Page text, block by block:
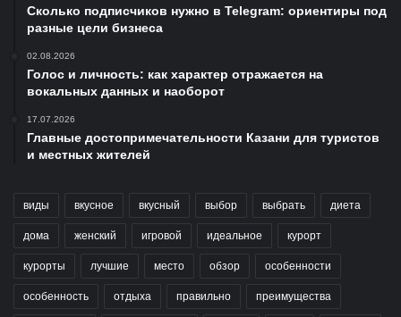
Сколько подписчиков нужно в Telegram: ориентиры под
разные цели бизнеса
02.08.2026
Голос и личность: как характер отражается на
вокальных данных и наоборот
17.07.2026
Главные достопримечательности Казани для туристов
и местных жителей
виды вкусное вкусный выбор выбрать диета
дома женский игровой идеальное курорт
курорты лучшие место обзор особенности
особенность отдыха правильно преимущества